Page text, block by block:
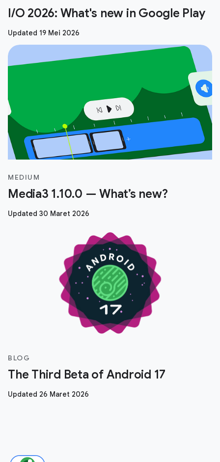
I/O 2026: What's new in Google Play
Updated 19 Mei 2026
MEDIUM
Media3 1.10.0 — What’s new?
Updated 30 Maret 2026
BLOG
The Third Beta of Android 17
Updated 26 Maret 2026